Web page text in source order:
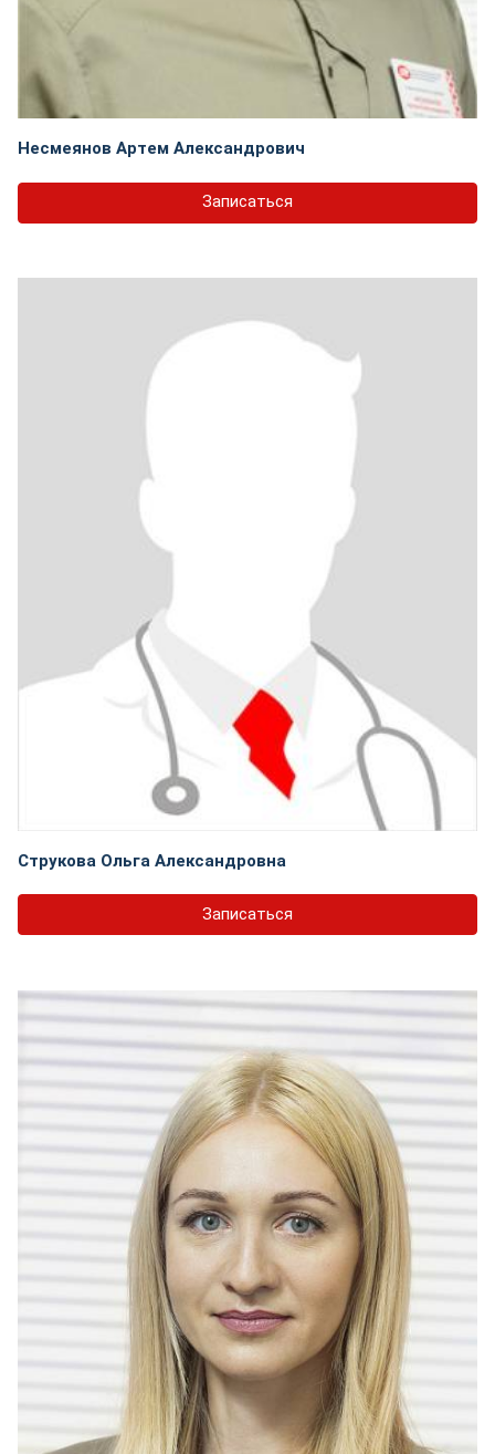
Несмеянов Артем Александрович
Записаться
Струкова Ольга Александровна
Записаться